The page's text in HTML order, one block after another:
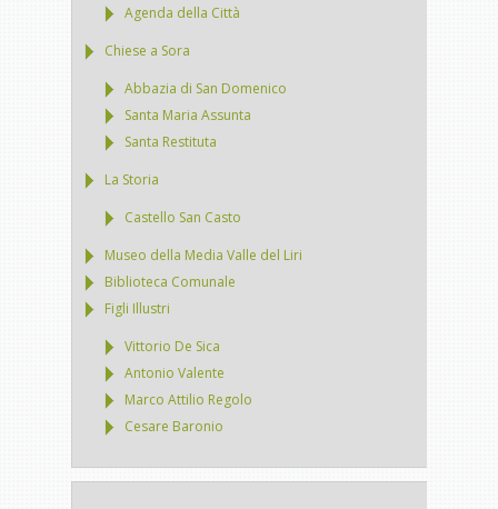
Agenda della Città
Chiese a Sora
Abbazia di San Domenico
Santa Maria Assunta
Santa Restituta
La Storia
Castello San Casto
Museo della Media Valle del Liri
Biblioteca Comunale
Figli Illustri
Vittorio De Sica
Antonio Valente
Marco Attilio Regolo
Cesare Baronio